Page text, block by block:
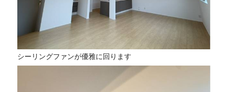
シーリングファンが優雅に回ります